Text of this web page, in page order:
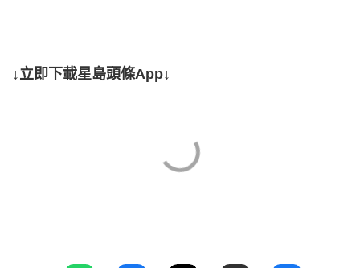
↓立即下載星島頭條App↓